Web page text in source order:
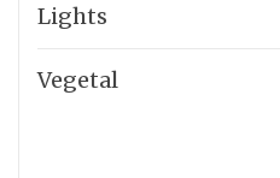
Lights
Vegetal